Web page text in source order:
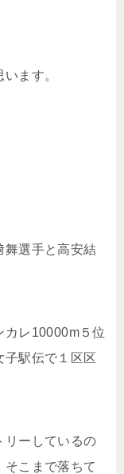
ます。
舞選手と高安結
カレ10000m５位
子駅伝で１区区
リーしているの
そこまで落ちて